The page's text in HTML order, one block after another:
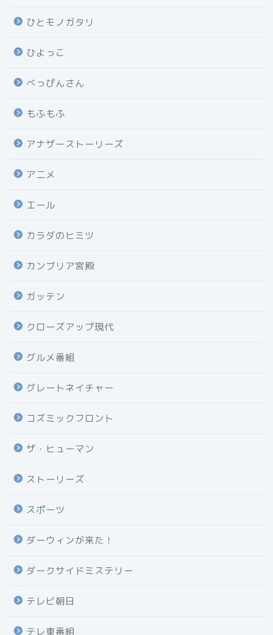
ひとモノガタリ
ひよっこ
べっぴんさん
もふもふ
アナザーストーリーズ
アニメ
エール
カラダのヒミツ
カンブリア宮殿
ガッテン
クローズアップ現代
グルメ番組
グレートネイチャー
コズミックフロント
ザ・ヒューマン
ストーリーズ
スポーツ
ダーウィンが来た！
ダークサイドミステリー
テレビ朝日
テレ東番組